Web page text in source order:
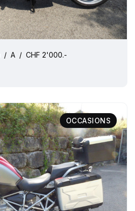
/ A / CHF 2'000.-
OCCASIONS